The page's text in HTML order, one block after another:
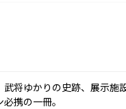
武将ゆかりの史跡、展示
携の一冊。